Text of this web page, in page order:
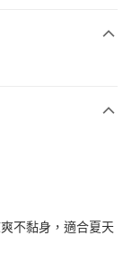
不黏身，適合夏天